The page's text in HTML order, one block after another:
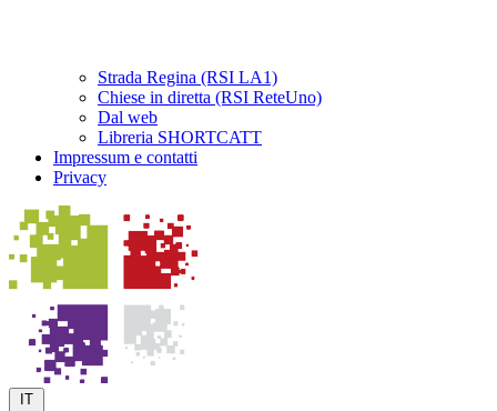
Strada Regina (RSI LA1)
Chiese in diretta (RSI ReteUno)
Dal web
Libreria SHORTCATT
Impressum e contatti
Privacy
IT